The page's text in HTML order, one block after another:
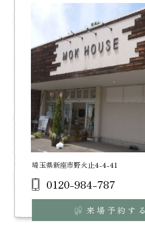
埼玉県新座市野火止4-4-41
0120-984-787
来場予約する